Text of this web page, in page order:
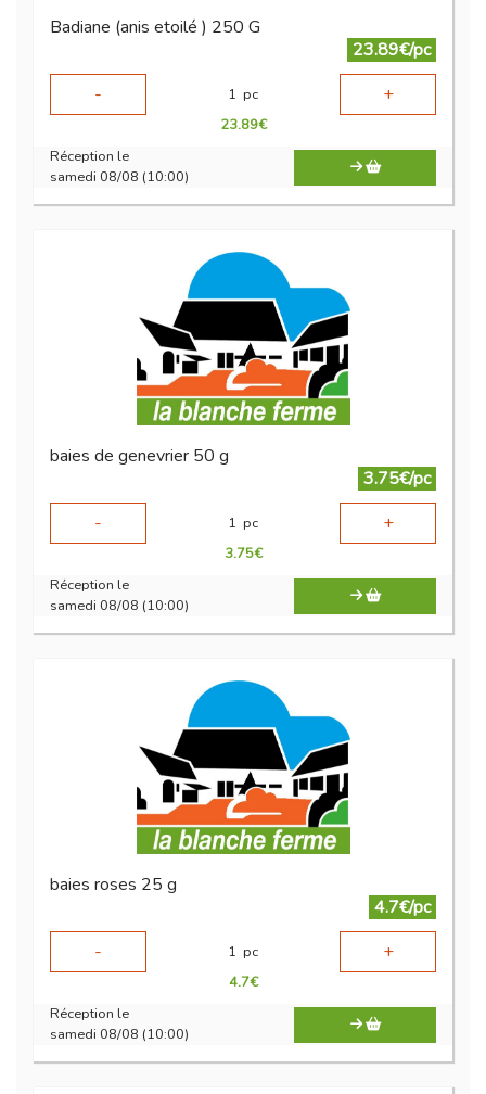
Badiane (anis etoilé ) 250 G
23.89€/pc
-
1 pc +
23.89€
Réception le
samedi 08/08 (10:00)
baies de genevrier 50 g
3.75€/pc
-
1 pc +
3.75€
Réception le
samedi 08/08 (10:00)
baies roses 25 g
4.7€/pc
-
1 pc +
4.7€
Réception le
samedi 08/08 (10:00)